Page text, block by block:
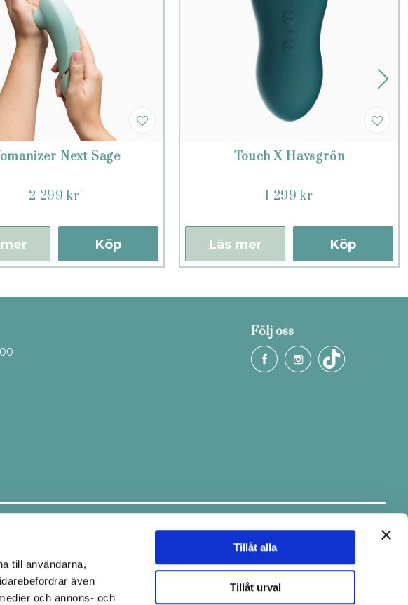
till användarna,
även
och annons- och
Tillåt alla
Tillåt urval
Next Sage
2 299 kr
Köp
Touch X Havsgrön
1 299 kr
Köp
Läs mer
Följ oss
Håll dig uppdaterad.Ta del av tips & fina erbjudanden via